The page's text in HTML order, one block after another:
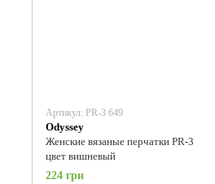
Артикул: PR-3 649
Odyssey
Женские вязаные перчатки PR-3
цвет вишневый
224 грн